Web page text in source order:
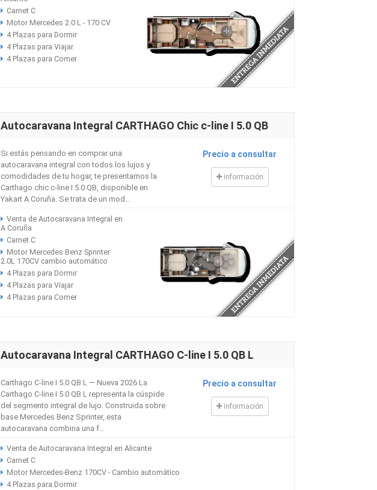
Carnet C
Motor Mercedes 2.0 L - 170 CV
4 Plazas para Dormir
4 Plazas para Viajar
4 Plazas para Comer
Autocaravana Integral CARTHAGO Chic c-line I 5.0 QB
Si estás pensando en comprar una
autocaravana integral con todos los lujos y
comodidades de tu hogar, te presentamos la
Carthago chic c-line I 5.0 QB, disponible en
Yakart A Coruña. Se trata de un mod...
Precio a consultar
información
Venta de Autocaravana Integral en
A Coruña
Carnet C
Motor Mercedes Benz Sprinter
2.0L 170CV cambio automático
4 Plazas para Dormir
4 Plazas para Viajar
4 Plazas para Comer
Autocaravana Integral CARTHAGO C-line I 5.0 QB L
Carthago C-line I 5.0 QB L — Nueva 2026 La
Carthago C-line I 5.0 QB L representa la cúspide
del segmento integral de lujo. Construida sobre
base Mercedes Benz Sprinter, esta
autocaravana combina una f...
Precio a consultar
información
Venta de Autocaravana Integral en Alicante
Carnet C
Motor Mercedes-Benz 170CV - Cambio automático
4 Plazas para Dormir